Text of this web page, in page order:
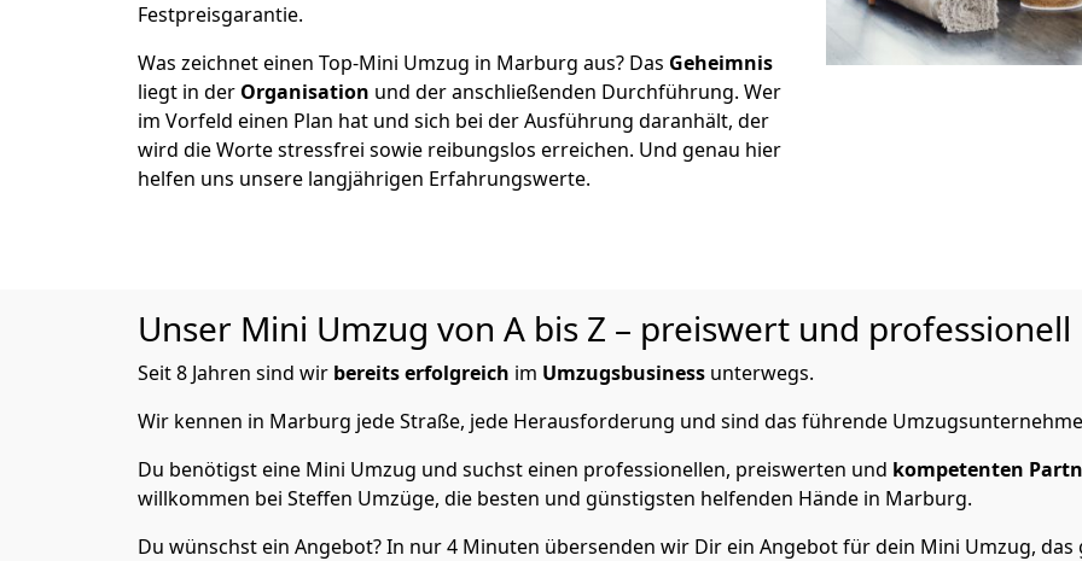
Festpreisgarantie.
Was zeichnet einen Top-Mini Umzug in Marburg aus? Das Geheimnis
liegt in der Organisation und der anschließenden Durchführung. Wer
im Vorfeld einen Plan hat und sich bei der Ausführung daranhält, der
wird die Worte stressfrei sowie reibungslos erreichen. Und genau hier
helfen uns unsere langjährigen Erfahrungswerte.
Unser Mini Umzug von A bis Z – preiswert und professionell
Seit 8 Jahren sind wir bereitserfolgreich im Umzugsbusiness unterwegs.
Wir kennen in Marburg jede Straße, jede Herausforderung und sind das führende
Du benötigst eine Mini Umzug und suchst einen professionellen, preiswerten und kompetenten
willkommen bei Steffen Umzüge, die besten und günstigsten helfenden Hände in Marburg.
Du wünschst ein Angebot? In nur 4 Minuten übersenden wir Dir ein Angebot für dein Mini Umzug,